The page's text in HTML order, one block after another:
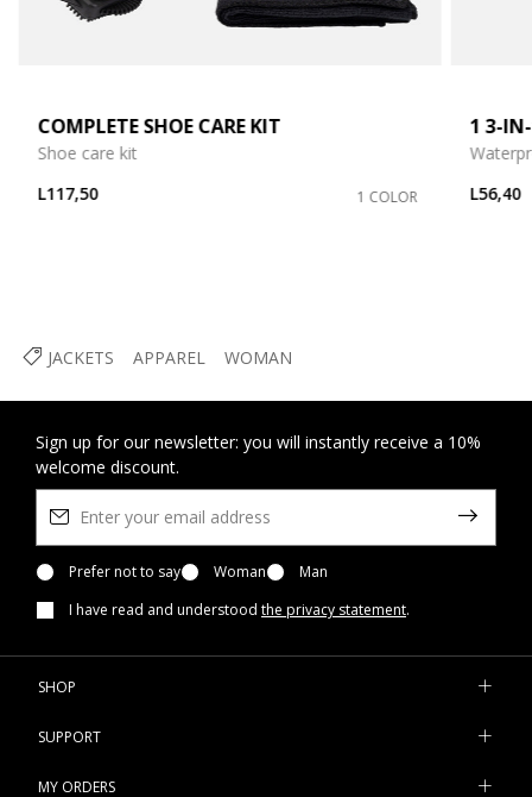
JACKETS APPAREL WOMAN
COMPLETE SHOE CARE KIT
Shoe care kit
L117,50
1 COLOR
1 3-
L56,40
Sign up for our newsletter: you will instantly receive a 10%
welcome discount.
Prefer not to say Woman
Man
I have read and understood the privacy statement.
SHOP
SUPPORT
MY ORDERS